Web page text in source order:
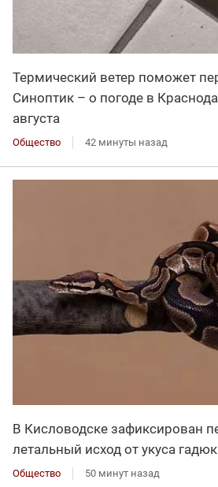
Термический ветер поможет
Синоптик – о погоде в
августа
Общество 42 минуты назад
В Кисловодске зафиксирован
летальный исход от укуса
Общество 50 минут назад